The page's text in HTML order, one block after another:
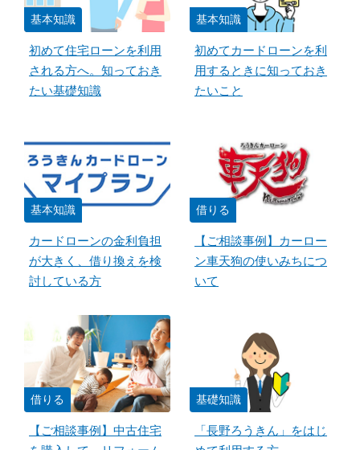
基本知識
初めて住宅ローンを利用
される方へ。知っておき
たい基礎知識
基本知識
初めてカードローンを利
用するときに知っておき
たいこと
基本知識
カードローンの金利負担
が大きく、借り換えを検
討している方
借りる
【ご相談事例】カーロー
ン車天狗の使いみちにつ
いて
借りる
【ご相談事例】中古住宅
基礎知識
「長野ろうきん」をはじ